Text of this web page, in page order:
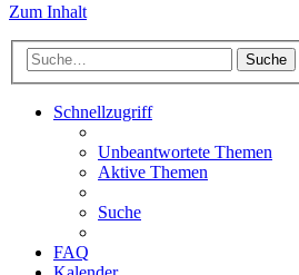
Zum Inhalt
Suche
Schnellzugriff
Unbeantwortete Themen
Aktive Themen
Suche
FAQ